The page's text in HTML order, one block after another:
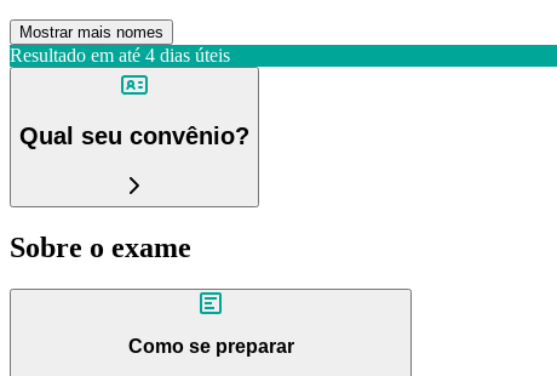
Mostrar mais nomes
Resultado em até 4 dias úteis
Qual seu convênio?
Sobre o exame
Como se preparar